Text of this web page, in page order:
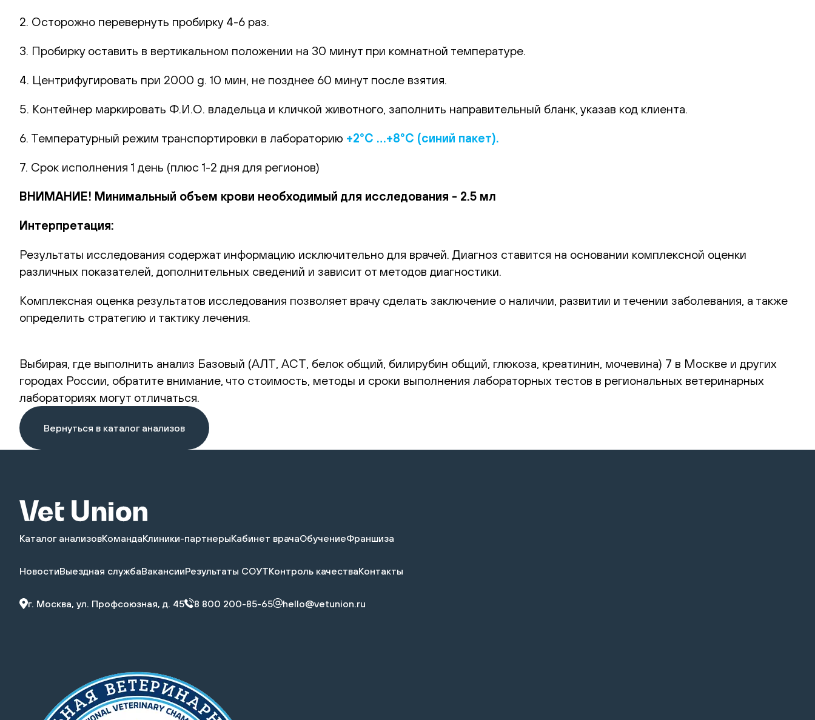
2. Осторожно перевернуть пробирку 4-6 раз.
3. Пробирку оставить в вертикальном положении на 30 минут при комнатной температуре.
4. Центрифугировать при 2000 g. 10 мин, не позднее 60 минут после взятия.
5. Контейнер маркировать Ф.И.О. владельца и кличкой животного, заполнить направительный бланк, указав код клиента.
6. Температурный режим транспортировки в лабораторию +2°С …+8°С (синий пакет).
7. Срок исполнения 1 день (плюс 1-2 дня для регионов)
ВНИМАНИЕ! Минимальный объем крови необходимый для исследования - 2.5 мл
Интерпретация:
Результаты исследования содержат информацию исключительно для врачей. Диагноз ставится на основании комплексной оценки
различных показателей, дополнительных сведений и зависит от методов диагностики.
Комплексная оценка результатов исследования позволяет врачу сделать заключение о наличии, развитии и течении заболевания, а также
определить стратегию и тактику лечения.
Выбирая, где выполнить анализ Базовый (АЛТ, АСТ, белок общий, билирубин общий, глюкоза, креатинин, мочевина) 7 в Москве и других
городах России, обратите внимание, что стоимость, методы и сроки выполнения лабораторных тестов в региональных ветеринарных
лабораториях могут отличаться.
Вернуться в каталог анализов
Каталог анализовКомандаКлиники-партнерыКабинет врачаОбучениеФраншиза
НовостиВыездная службаВакансииРезультаты СОУТКонтроль качестваКонтакты
г. Москва, ул. Профсоюзная, д. 45 8 800 200-85-65 hello@vetunion.ru